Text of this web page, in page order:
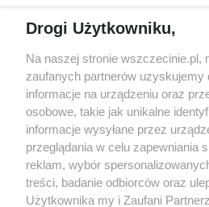
targi
Wernisaże
Więcej
Drogi Użytkowniku,
Na naszej stronie wszczecinie.pl,
zaufanych partnerów
informacje na urządzeniu oraz
osobowe, takie jak unikalne
informacje wysyłane przez
przeglądania w celu zapewniania
reklam, wybór
treści, badanie odbiorców oraz
Użytkownika my i Zaufani